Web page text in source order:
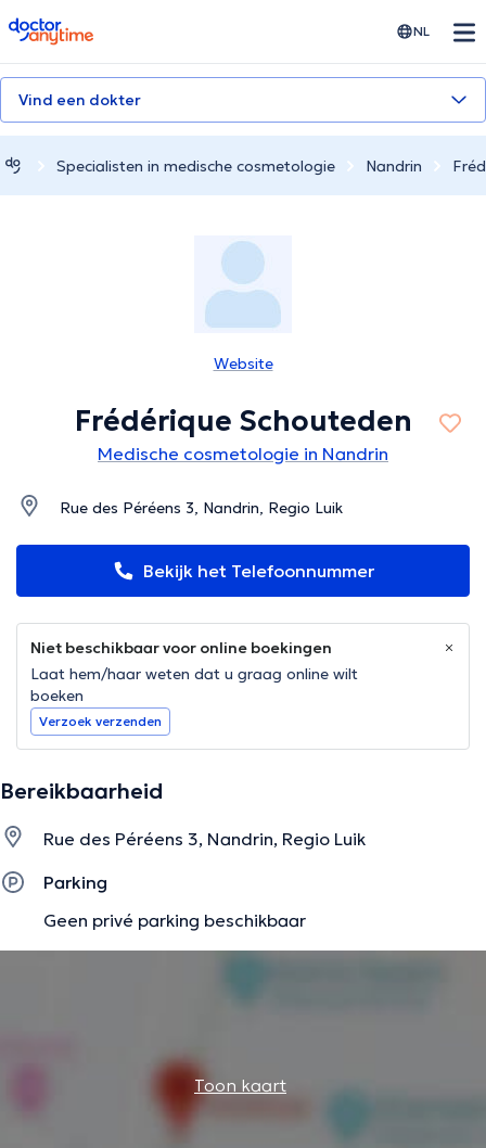
doctoranytime NL
Vind een dokter
Specialisten in medische cosmetologie Nandrin
Website
Frédérique Schouteden
Medische cosmetologie in Nandrin
Rue des Péréens 3, Nandrin, Regio Luik
Bekijk het Telefoonnummer
Niet beschikbaar voor online boekingen
Laat hem/haar weten dat u graag online wilt
boeken
Verzoek verzenden
Bereikbaarheid
Rue des Péréens 3, Nandrin, Regio Luik
Parking
Geen privé parking beschikbaar
Toon kaart